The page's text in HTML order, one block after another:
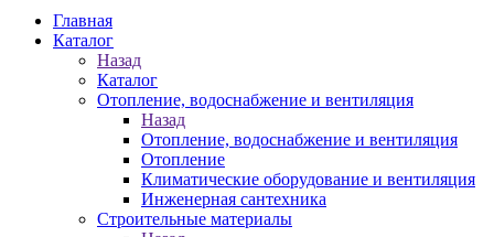
Главная
Каталог
Назад
Каталог
Отопление, водоснабжение и вентиляция
Назад
Отопление, водоснабжение и вентиляция
Отопление
Климатические оборудование и вентиляция
Инженерная сантехника
Строительные материалы